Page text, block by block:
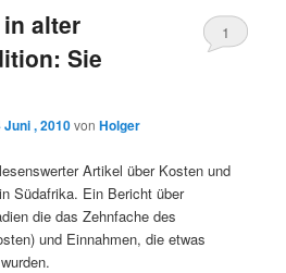
in alter
Sie
Juni , 2010vonHolger
1
Artikel über Kosten und
Südafrika. Ein Bericht über
die das Zehnfache des
und Einnahmen, die etwas